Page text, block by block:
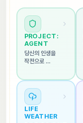
PROJECT:
AGENT
당신의 인생을
작전으로
LIFE
WEATHER